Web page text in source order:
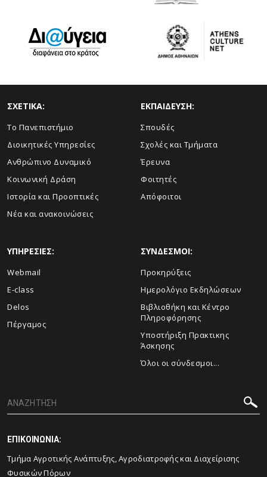
ΣΧΕΤΙΚΑ:
Το Πανεπιστήμιο
Διοικητικές Υπηρεσίες
Ανθρώπινο Δυναμικό
Κοινωνική Δράση
Ιστορία και Προοπτικές
Νέα και ανακοινώσεις
ΕΚΠΑΙΔΕΥΣΗ:
Σπουδές
Σχολές και Τμήματα
Έρευνα
Φοιτητές
Απόφοιτοι
ΥΠΗΡΕΣΙΕΣ:
Webmail
E-class
Delos
Πέργαμος
ΣΥΝΔΕΣΜΟΙ:
Προκηρύξεις
Ημερολόγιο Εκδηλώσεων
Βιβλιοθήκη και Κέντρο
Πληροφόρησης
Υποστήριξη Πρακτικης
Άσκησης
Όλοι οι σύνδεσμοι...
ΕΠΙΚΟΙΝΩΝΙΑ:
Τμήμα Αγροτικής Ανάπτυξης, Αγροδιατροφής και Διαχείρισης
Φυσικών Πόρων